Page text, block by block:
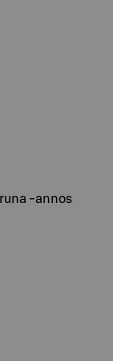
-annos